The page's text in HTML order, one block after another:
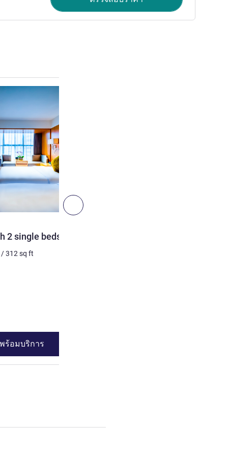
ถัดไป - ห้องพัก
2 single beds
/312 sq ft
ร้อมบริการ